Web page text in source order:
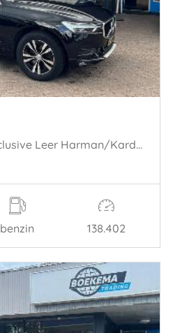
2.0 B5 Momentum Exclusive Leer Harman/Kardon Camera Stoel-Stuurverw
benzin 138.402